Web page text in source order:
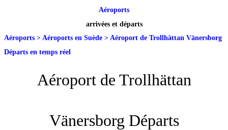
Aéroports
arrivées et départs
Aéroports > Aéroports en Suède > Aéroport de Trollhättan Vänersborg
Départs en temps réel
Aéroport de Trollhättan
Vänersborg Départs